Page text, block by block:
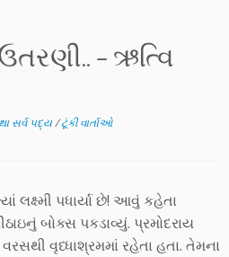
– ઋત્વિ
સર્વ પદ્ય/ટૂંકી વાર્તાઓ
લક્ષ્મી પધાર્યા છે! આવું કહેતા
બોક્સ પકડાવ્યું. પ્રમોદરાય
વૃધ્ધાશ્રમમાં રહેતા હતા. તેમના